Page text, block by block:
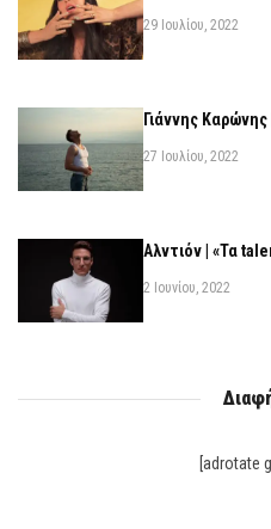
29 Ιουλίου, 2022
Γιάννης
27 Ιουλίου, 2022
Αλντιόν | «Τα
2 Ιουνίου, 2022
[adrotate